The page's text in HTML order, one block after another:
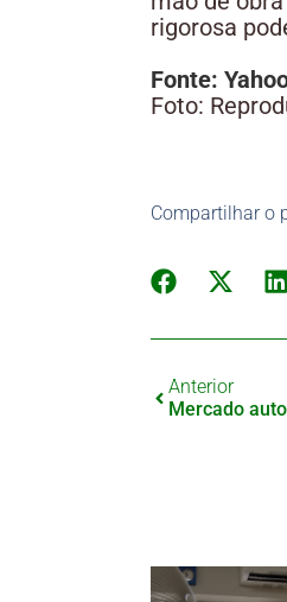
rigorosa
Fonte:
Foto:
Compartilhar o
Anterior